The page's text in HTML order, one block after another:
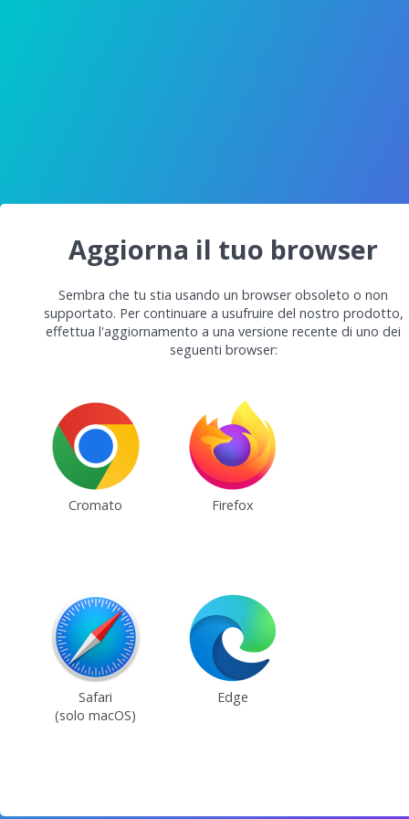
Aggiorna il tuo browser
Sembra che tu stia usando un browser obsoleto o non
supportato. Per continuare a usufruire del nostro prodotto,
effettua l'aggiornamento a una versione recente di uno dei
seguenti browser:
Cromato Firefox
Safari
(solo macOS)
Edge